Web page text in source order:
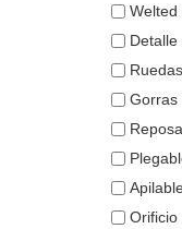
Welted
Detalle
Ruedas
Gorras
Orificio